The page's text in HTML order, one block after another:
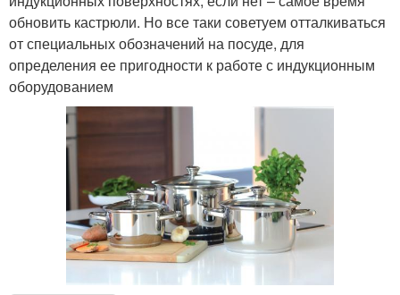
обновить кастрюли. Но все таки советуем отталкиваться
от специальных обозначений на посуде, для
определения ее пригодности к работе с индукционным
оборудованием